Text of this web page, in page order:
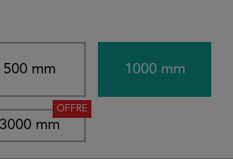
500 mm 1000 mm
mm
OFFRE